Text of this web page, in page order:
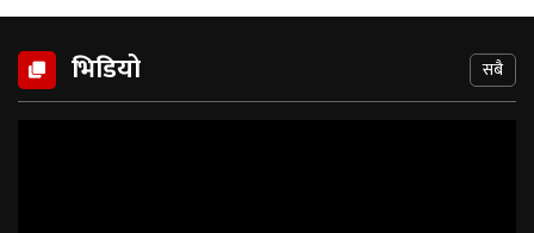
भिडियो सबै